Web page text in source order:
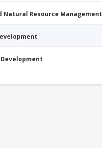
Natural Resource Management
Development